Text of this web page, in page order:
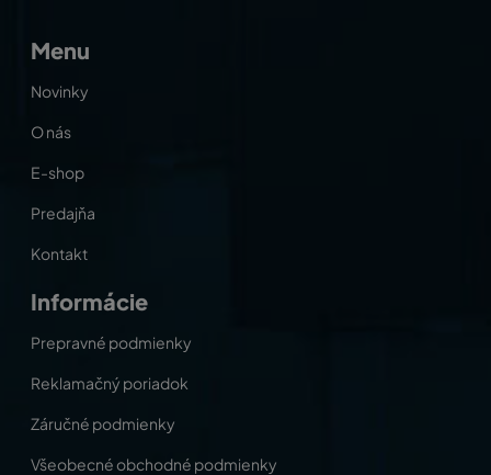
Menu
Novinky
O nás
E-shop
Predajňa
Kontakt
Informácie
Prepravné podmienky
Reklamačný poriadok
Záručné podmienky
Všeobecné obchodné podmienky